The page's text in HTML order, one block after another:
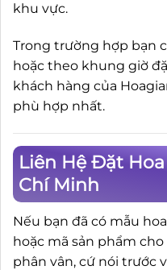
khu vực.
Trong trường hợp bạn
hoặc theo khung giờ
khách hàng của
phù hợp nhất.
Liên Hệ Đặt
Chí Minh
Nếu bạn đã có mẫu
hoặc mã sản phẩm
phân vân, cứ nói trước